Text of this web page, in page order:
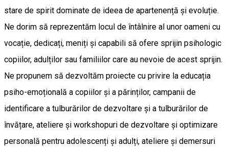
stare de spirit dominate de ideea de apartenență și evoluție.
Ne dorim să reprezentăm locul de întâlnire al unor oameni cu
vocație, dedicați, meniți și capabili să ofere sprijin psihologic
copiilor, adulților sau familiilor care au nevoie de acest sprijin.
Ne propunem să dezvoltăm proiecte cu privire la educația
psiho-emoțională a copiilor și a părinților, campanii de
identificare a tulburărilor de dezvoltare și a tulburărilor de
învățare, ateliere și workshopuri de dezvoltare și optimizare
personală pentru adolescenți și adulți, ateliere și demersuri